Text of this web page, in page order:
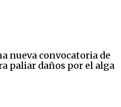
nueva convocatoria de
paliar daños por el alga